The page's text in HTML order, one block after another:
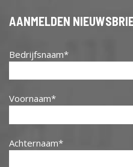
AANMELDEN
Bedrijfsnaam
Voornaam
Achternaam